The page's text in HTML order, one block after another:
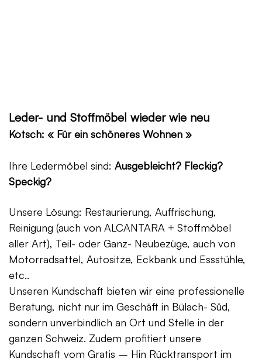
Leder- und Stoffmöbel wieder wie neu
Kotsch: « Für ein schöneres Wohnen »
Ihre Ledermöbel sind: Ausgebleicht? Fleckig?
Speckig?
Unsere Lösung: Restaurierung, Auffrischung,
Reinigung (auch von ALCANTARA + Stoffmöbel
aller Art), Teil- oder Ganz- Neubezüge, auch von
Motorradsattel, Autositze, Eckbank und Essstühle,
etc..
Unseren Kundschaft bieten wir eine professionelle
Beratung, nicht nur im Geschäft in Bülach- Süd,
sondern unverbindlich an Ort und Stelle in der
ganzen Schweiz. Zudem profitiert unsere
Kundschaft vom Gratis – Hin Rücktransport im